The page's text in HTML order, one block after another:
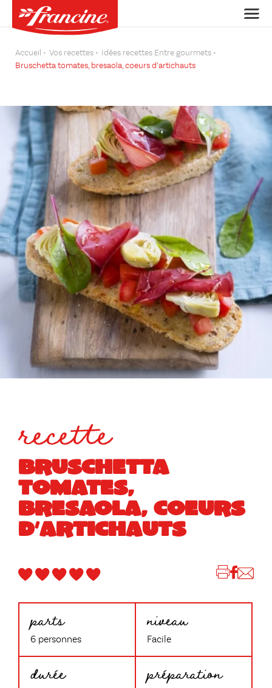
Accueil Vos recettes
Idées recettes Entre gourmets
Bruschetta tomates, bresaola, coeurs d’artichauts
recette
BRUSCHETTA
TOMATES,
BRESAOLA, COEURS
D’ARTICHAUTS
parts
6 personnes
niveau
Facile
durée préparation